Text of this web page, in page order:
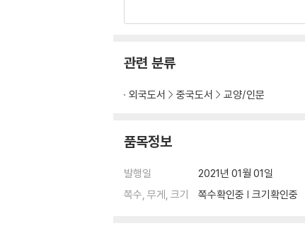
관련 분류
외국도서 중국도서 교양/인문
품목정보
발행일
2021년 01월 01일
쪽수, 무게, 크기
쪽수확인중 | 크기확인중